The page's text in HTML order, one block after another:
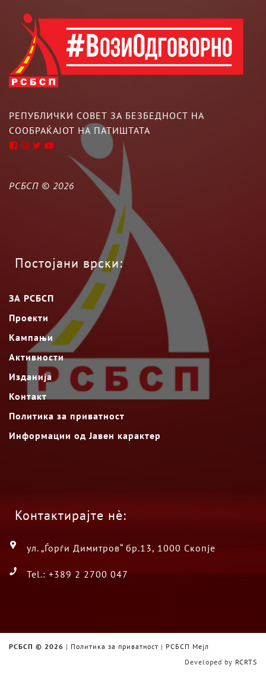
РЕПУБЛИЧКИ СОВЕТ ЗА БЕЗБЕДНОСТ НА
СООБРАЌАЈОТ НА ПАТИШТАТА
РСБСП © 2026
Постојани врски:
ЗА РСБСП
Проекти
Кампањи
Активности
Изданија
Контакт
Политика за приватност
Информации од Јавен карактер
Контактирајте нè:
ул. „Ѓорѓи Димитров“ бр.13, 1000 Скопје
Tel.: +389 2 2700 047
РСБСП © 2026 | Политика за приватност | РСБСП Мејл
Developed by RCRTS